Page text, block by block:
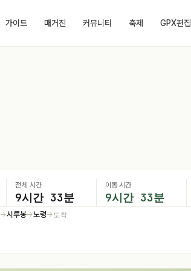
가이드 매거진 커뮤니티 축제 GPX편집
전체 시간
9시간 33분
이동 시간
9시간 33분
→시루봉→노령→ 도착